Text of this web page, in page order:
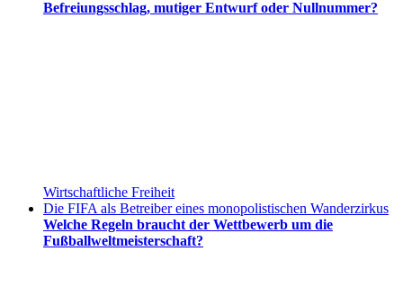
Befreiungsschlag, mutiger Entwurf oder Nullnummer?
Wirtschaftliche Freiheit
Die FIFA als Betreiber eines monopolistischen Wanderzirkus
Welche Regeln braucht der Wettbewerb um die
Fußballweltmeisterschaft?